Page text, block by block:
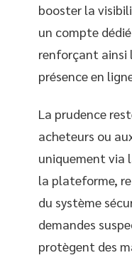
booster la
un compte
renforçant ainsi
présence en
La prudence
acheteurs ou
uniquement via
la plateforme,
du système
demandes
protègent des